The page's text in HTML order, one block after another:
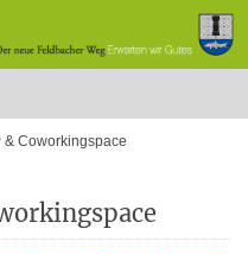
& Coworkingspace